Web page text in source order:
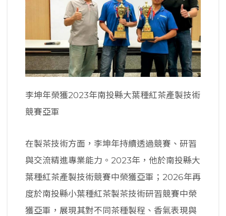
李坤年榮獲2023年南投縣大葉種紅茶產製技術
競賽亞軍
在製茶技術方面，李坤年持續透過競賽、研習
與交流精進專業能力。2023年，他於南投縣大
葉種紅茶產製技術競賽中榮獲亞軍；2026年再
度於南投縣小葉種紅茶製茶技術研習競賽中榮
獲亞軍，展現其對不同茶種製程、香氣表現與